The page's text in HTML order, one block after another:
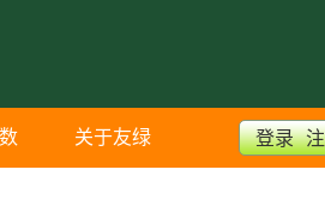
关于友绿 登录